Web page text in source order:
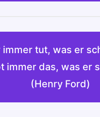
immer tut, was er
immer das, was er
(Henry Ford)